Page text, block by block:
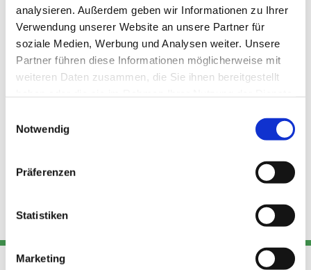
analysieren. Außerdem geben wir Informationen zu Ihrer
Verwendung unserer Website an unsere Partner für
soziale Medien, Werbung und Analysen weiter. Unsere
Partner führen diese Informationen möglicherweise mit
weiteren Daten zusammen, die Sie ihnen bereitgestellt
Notwendig
Präferenzen
Statistiken
Marketing